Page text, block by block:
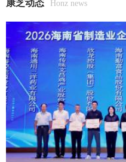
康芝动态 Honz news